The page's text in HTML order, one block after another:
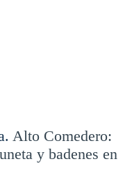
Alto Comedero:
y badenes en